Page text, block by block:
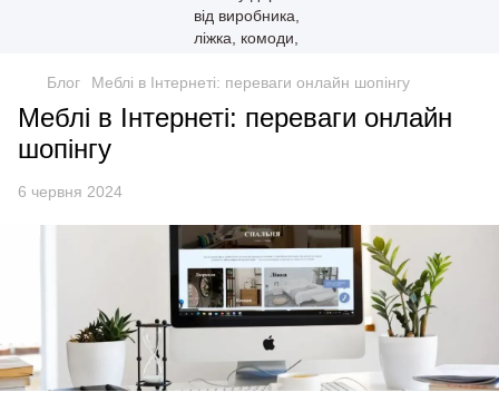
Блог Меблі в Інтернеті: переваги онлайн шопінгу
Меблі в Інтернеті: переваги онлайн
шопінгу
6 червня 2024